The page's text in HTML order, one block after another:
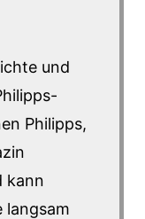
und
Philipps,
kann
langsam